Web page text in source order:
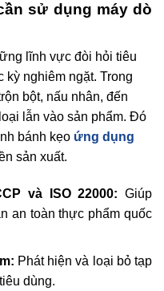
sử dụng máy dò
lĩnh vực đòi hỏi tiêu
nghiêm ngặt. Trong
bột, nấu nhân, đến
lẫn vào sản phẩm. Đó
bánh kẹo ứng dụng
sản xuất.
và ISO 22000: Giúp
an toàn thực phẩm quốc
Phát hiện và loại bỏ tạp
dùng.